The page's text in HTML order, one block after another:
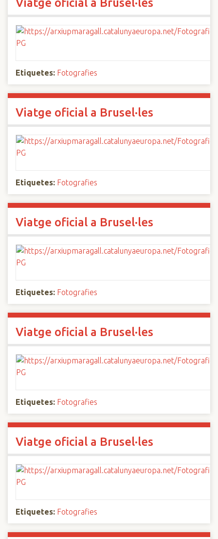
Viatge oficial a Brusel·les
Etiquetes: Fotografies
Viatge oficial a Brusel·les
Etiquetes: Fotografies
Viatge oficial a Brusel·les
Etiquetes: Fotografies
Viatge oficial a Brusel·les
Etiquetes: Fotografies
Viatge oficial a Brusel·les
Etiquetes: Fotografies